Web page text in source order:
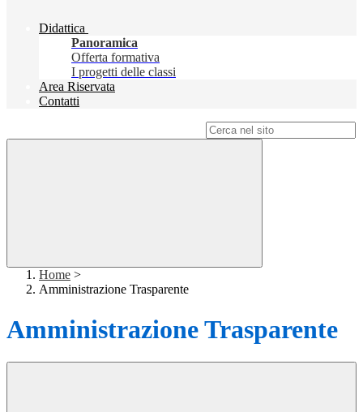
Didattica
Panoramica
Offerta formativa
I progetti delle classi
Area Riservata
Contatti
Home >
Amministrazione Trasparente
Amministrazione Trasparente